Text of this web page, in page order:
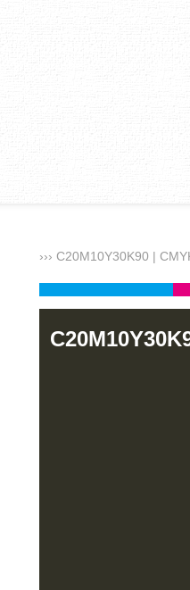
››› C20M10Y30K90 |